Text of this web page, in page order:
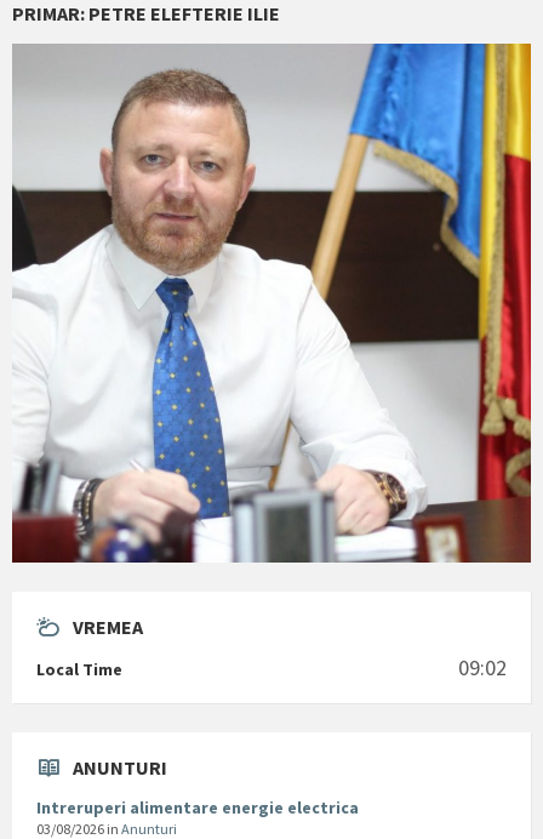
PRIMAR: PETRE ELEFTERIE ILIE
VREMEA
Local Time 09:02
ANUNTURI
Intreruperi alimentare energie electrica
03/08/2026 in Anunturi